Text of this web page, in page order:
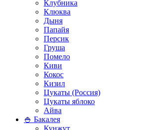
Клубника
Клюква
Дыня
Папайя
Персик
Груша
Помело
Киви
Кокос
Кизил
Цукаты (Россия)
Цукаты яблоко
Айва
🍚 Бакалея
Кунжут